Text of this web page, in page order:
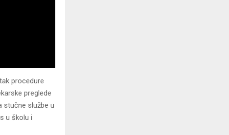
procedure
preglede
stučne službe u
u školu i